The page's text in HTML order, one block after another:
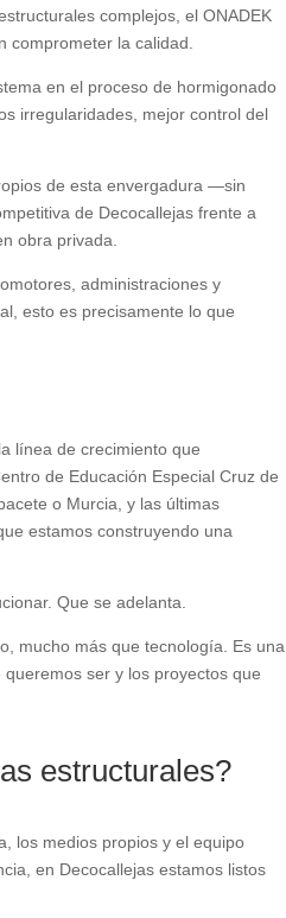
complejos, el ONADEK
comprometer la calidad.
en el proceso de hormigonado
irregularidades, mejor control del
de esta envergadura —sin
de Decocallejas frente a
obra privada.
administraciones y
esto es precisamente lo que
línea de crecimiento que
de Educación Especial Cruz de
o Murcia, y las últimas
estamos construyendo una
Que se adelanta.
mucho más que tecnología. Es una
ser y los proyectos que
estructurales?
los medios propios y el equipo
en Decocallejas estamos listos